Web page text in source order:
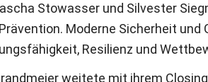
Stowasser und Silvester
Moderne Sicherheit
Resilienz und
weitete mit ihrem